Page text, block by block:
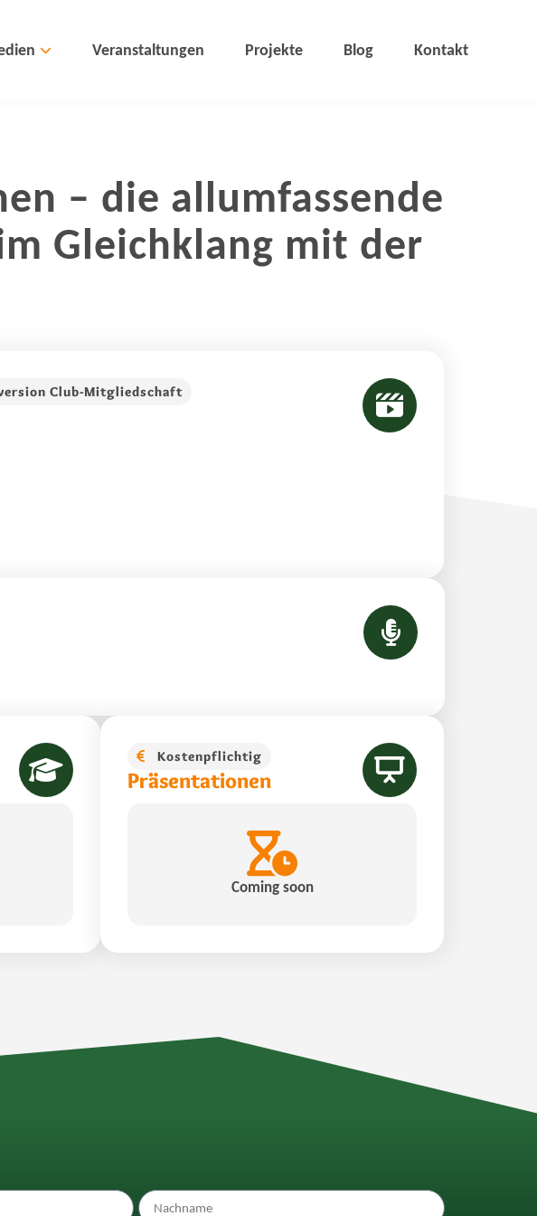
Veranstaltungen Projekte Blog Kontakt
– die allumfassende
Gleichklang mit der
Club-Mitgliedschaft
Kostenpflichtig
Präsentationen
Coming soon